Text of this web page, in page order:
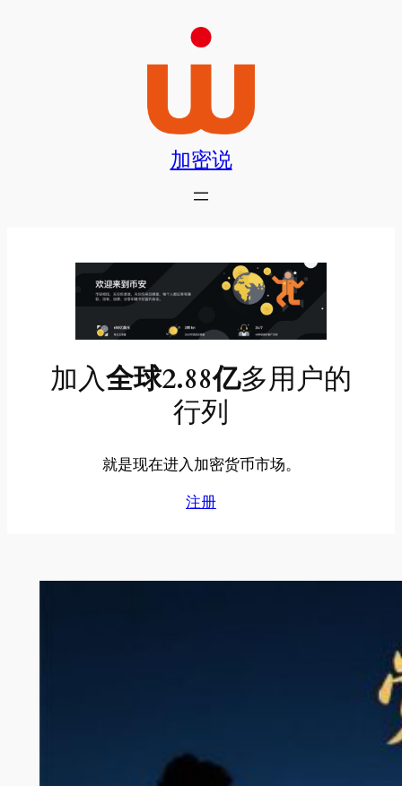
加密说
加入全球2.88亿多用户的
行列
就是现在进入加密货币市场。
注册